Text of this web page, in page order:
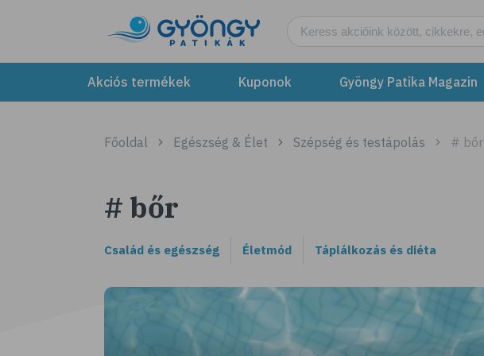
Akciós termékek Kuponok Gyöngy Patika Magazin
Főoldal Egészség & Élet Szépség és testápolás # bőr
# bőr
Család és egészség Életmód Táplálkozás és diéta